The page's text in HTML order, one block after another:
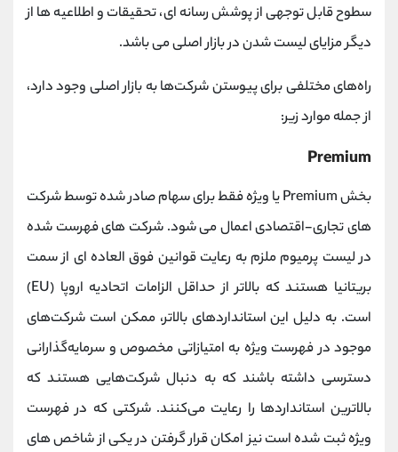
سطوح قابل توجهی از پوشش رسانه ای، تحقیقات و اطلاعیه ها از
دیگر مزایای لیست شدن در بازار اصلی می باشد.
راه‌های مختلفی برای پیوستن شرکت‌ها به بازار اصلی وجود دارد،
از جمله موارد زیر:
Premium
بخش Premium یا ویژه فقط برای سهام صادر شده توسط شرکت
های تجاری-اقتصادی اعمال می شود. شرکت های فهرست شده
در لیست پرمیوم ملزم به رعایت قوانین فوق العاده ای از سمت
بریتانیا هستند که بالاتر از حداقل الزامات اتحادیه اروپا (EU)
است. به دلیل این استانداردهای بالاتر، ممکن است شرکت‌های
موجود در فهرست ویژه به امتیازاتی مخصوص و سرمایه‌گذارانی
دسترسی داشته باشند که به دنبال شرکت‌هایی هستند که
بالاترین استانداردها را رعایت می‌کنند. شرکتی که در فهرست
ویژه ثبت شده است نیز امکان قرار گرفتن در یکی از شاخص های